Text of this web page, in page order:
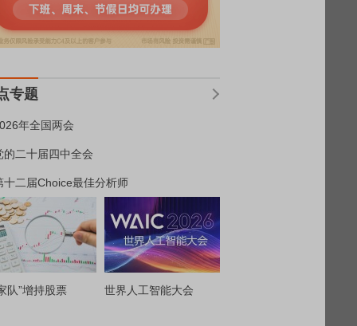
专题
年全国两会
的二十届四中全会
十二届Choice最佳分析师
队”增持股票 世界人工智能大会